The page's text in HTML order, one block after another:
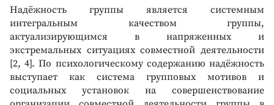
Надёжность группы является системным
интегральным качеством группы,
актуализирующимся в напряженных и
экстремальных ситуациях совместной деятельности
[2, 4]. По психологическому содержанию надёжность
выступает как система групповых мотивов и
социальных установок на совершенствование